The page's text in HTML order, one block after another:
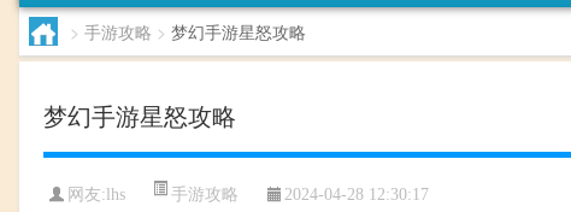
> 手游攻略 > 梦幻手游星怒攻略
梦幻手游星怒攻略
网友: lhs 手游攻略 2024-04-28 12:30:17